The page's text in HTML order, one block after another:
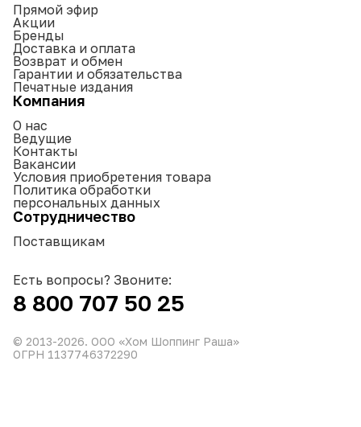
Прямой эфир
Акции
Бренды
Доставка и оплата
Возврат и обмен
Гарантии и обязательства
Печатные издания
Компания
О нас
Ведущие
Контакты
Вакансии
Условия приобретения товара
Политика обработки
персональных данных
Сотрудничество
Поставщикам
Есть вопросы? Звоните:
8 800 707 50 25
© 2013-2026. ООО «Хом Шоппинг Раша»
ОГРН 1137746372290